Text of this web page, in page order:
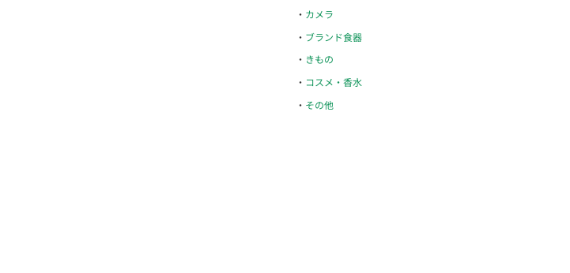
カメラ
ブランド食器
きもの
コスメ・香水
その他